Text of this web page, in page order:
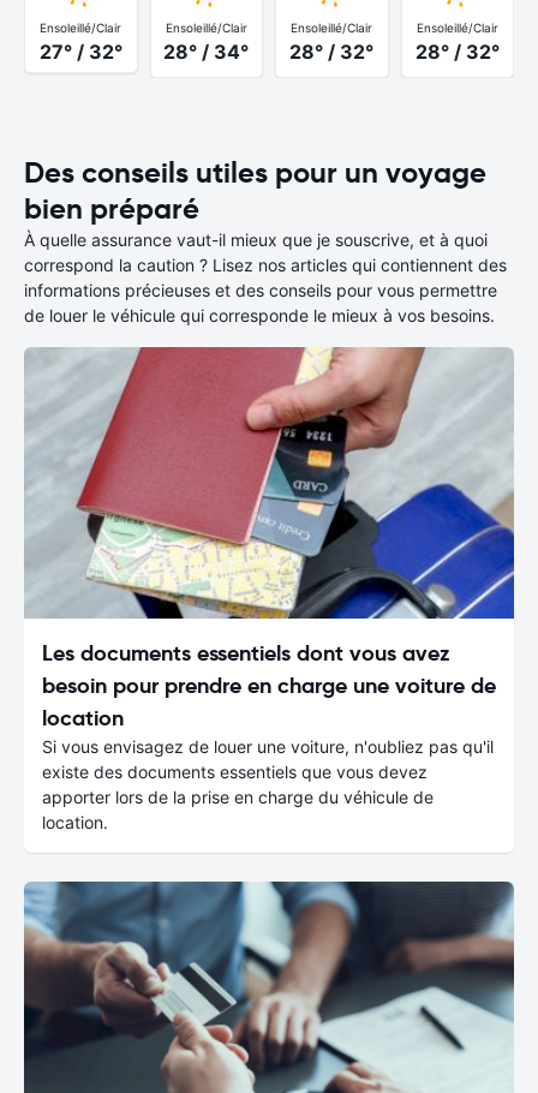
Ensoleillé/Clair
27° / 32°
Ensoleillé/Clair
28° / 34°
Ensoleillé/Clair
28° / 32°
Ensoleillé/Clair
28° / 32°
Des conseils utiles pour un voyage
bien préparé
À quelle assurance vaut-il mieux que je souscrive, et à quoi
correspond la caution ? Lisez nos articles qui contiennent des
informations précieuses et des conseils pour vous permettre
de louer le véhicule qui corresponde le mieux à vos besoins.
Les documents essentiels dont vous avez
besoin pour prendre en charge une voiture de
location
Si vous envisagez de louer une voiture, n'oubliez pas qu'il
existe des documents essentiels que vous devez
apporter lors de la prise en charge du véhicule de
location.